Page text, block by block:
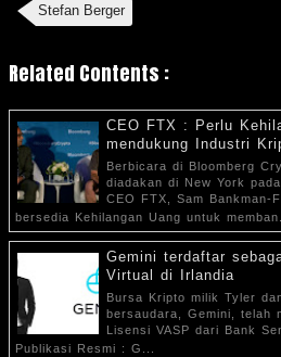
Stefan Berger
Related Contents :
CEO FTX : Perlu
mendukung Industri
Berbicara di Bloomberg
diadakan di New York
CEO FTX, Sam Bankman-
bersedia Kehilangan Uang untuk
Gemini terdaftar
Virtual di Irlandia
Bursa Kripto milik Tyler
bersaudara, Gemini, telah
Lisensi VASP dari Bank
Publikasi Resmi : G...